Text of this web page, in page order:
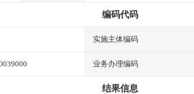
编码代码
实施主体编码
业务办理编码
结果信息